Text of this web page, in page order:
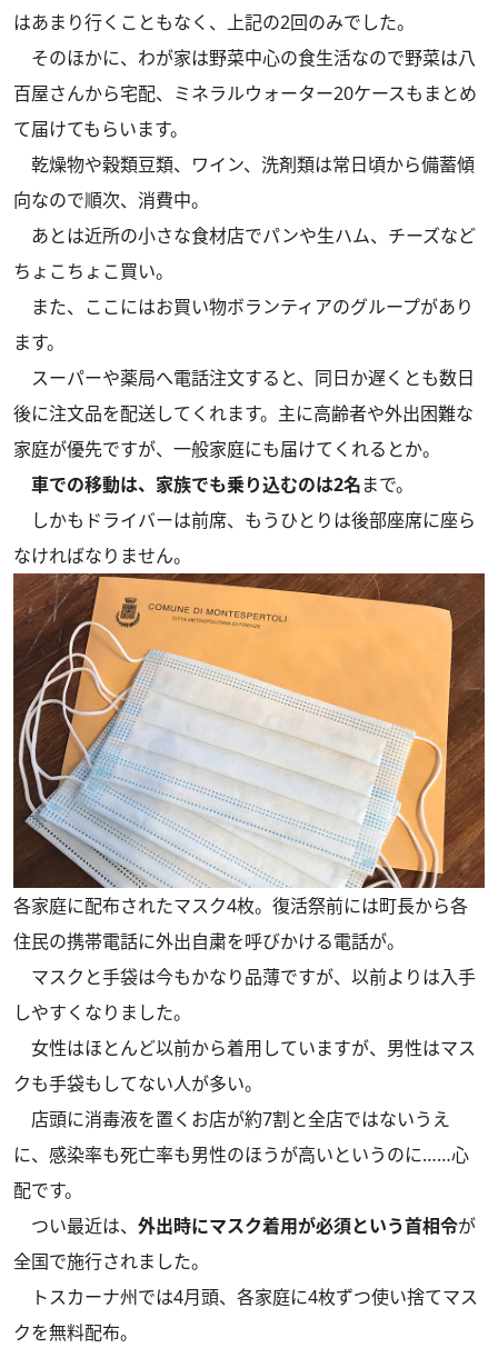
はあまり行くこともなく、上記の2回のみでした。
そのほかに、わが家は野菜中心の食生活なので野菜は八
百屋さんから宅配、ミネラルウォーター20ケースもまとめ
て届けてもらいます。
乾燥物や穀類豆類、ワイン、洗剤類は常日頃から備蓄傾
向なので順次、消費中。
あとは近所の小さな食材店でパンや生ハム、チーズなど
ちょこちょこ買い。
また、ここにはお買い物ボランティアのグループがあり
ます。
スーパーや薬局へ電話注文すると、同日か遅くとも数日
後に注文品を配送してくれます。主に高齢者や外出困難な
家庭が優先ですが、一般家庭にも届けてくれるとか。
車での移動は、家族でも乗り込むのは2名まで。
しかもドライバーは前席、もうひとりは後部座席に座ら
なければなりません。
各家庭に配布されたマスク4枚。復活祭前には町長から各
住民の携帯電話に外出自粛を呼びかける電話が。
マスクと手袋は今もかなり品薄ですが、以前よりは入手
しやすくなりました。
女性はほとんど以前から着用していますが、男性はマス
クも手袋もしてない人が多い。
店頭に消毒液を置くお店が約7割と全店ではないうえ
に、感染率も死亡率も男性のほうが高いというのに……心
配です。
つい最近は、 外出時にマスク着用が必須という首相令が
全国で施行されました。
トスカーナ州では4月頭、各家庭に4枚ずつ使い捨てマス
クを無料配布。